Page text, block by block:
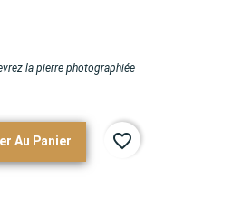
la pierre photographiée
Au Panier favorite_border